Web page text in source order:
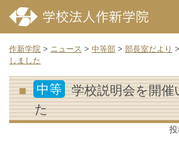
作新学院 > ニュース > 中等部 > 部長室だより >
しました
中等
学校説明会を開
た
投